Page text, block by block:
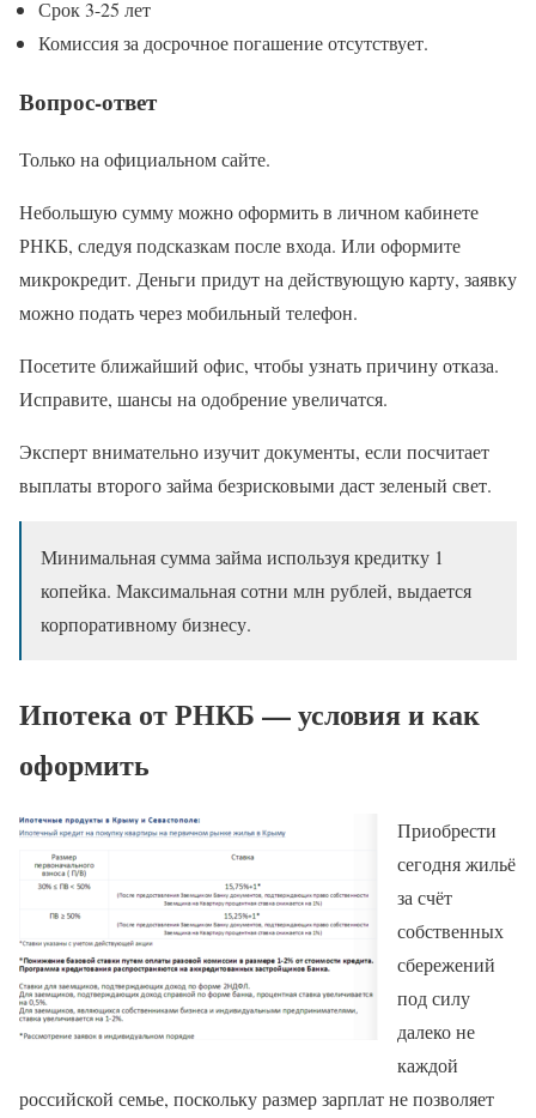
Срок 3-25 лет
Комиссия за досрочное погашение отсутствует.
Вопрос-ответ
Только на официальном сайте.
Небольшую сумму можно оформить в личном кабинете
РНКБ, следуя подсказкам после входа. Или оформите
микрокредит. Деньги придут на действующую карту, заявку
можно подать через мобильный телефон.
Посетите ближайший офис, чтобы узнать причину отказа.
Исправите, шансы на одобрение увеличатся.
Эксперт внимательно изучит документы, если посчитает
выплаты второго займа безрисковыми даст зеленый свет.
Минимальная сумма займа используя кредитку 1
копейка. Максимальная сотни млн рублей, выдается
корпоративному бизнесу.
Ипотека от РНКБ — условия и как
оформить
Приобрести
сегодня жильё
за счёт
собственных
сбережений
под силу
далеко не
каждой
российской семье, поскольку размер зарплат не позволяет